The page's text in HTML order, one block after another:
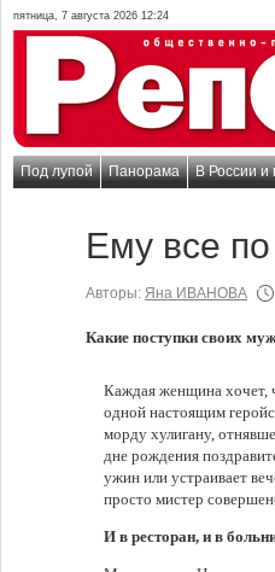
пятница, 7 августа 2026 12:24
Под лупой Панорама В России и
Ему все
Авторы: Яна ИВАНОВА
Какие поступки своих
Каждая женщина хочет,
одной настоящим
морду хулигану,
дне рождения
ужин или устраивает
просто мистер
И в ресторан, и в